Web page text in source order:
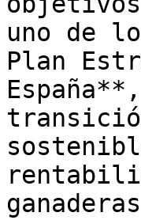
uno de
Plan